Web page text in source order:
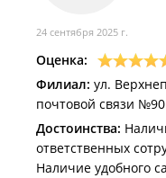
24 сентября 2025 г.
Оценка:
Филиал: ул.
почтовой связи №90
Достоинства:
ответственных
Наличие удобного